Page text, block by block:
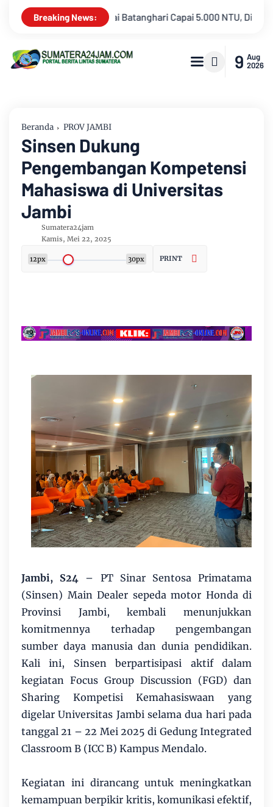
Breaking News:
Distribusi Air PDAM Tirta Mayang di Sejumlah Wilayah
9 Aug
2026
Beranda PROV JAMBI
Sinsen Dukung
Pengembangan Kompetensi
Mahasiswa di Universitas
Jambi
Sumatera24jam
Kamis, Mei 22, 2025
12px 30px PRINT
Jambi, S24 – PT Sinar Sentosa Primatama
(Sinsen) Main Dealer sepeda motor Honda di
Provinsi Jambi, kembali menunjukkan
komitmennya terhadap pengembangan
sumber daya manusia dan dunia pendidikan.
Kali ini, Sinsen berpartisipasi aktif dalam
kegiatan Focus Group Discussion (FGD) dan
Sharing Kompetisi Kemahasiswaan yang
digelar Universitas Jambi selama dua hari pada
tanggal 21 – 22 Mei 2025 di Gedung Integrated
Classroom B (ICC B) Kampus Mendalo.
Kegiatan ini dirancang untuk meningkatkan
kemampuan berpikir kritis, komunikasi efektif,